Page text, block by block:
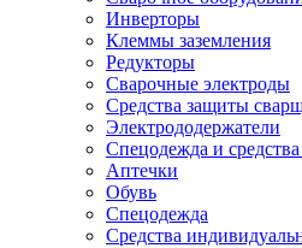
Инверторы
Клеммы заземления
Редукторы
Сварочные электроды
Средства защиты
Электрододержатели
Спецодежда и
Аптечки
Обувь
Спецодежда
Средства